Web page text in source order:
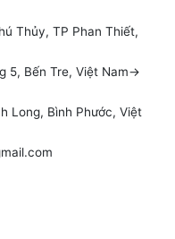
Thủy, TP Phan Thiết,
5, Bến Tre, Việt Nam->
Long, Bình Phước, Việt